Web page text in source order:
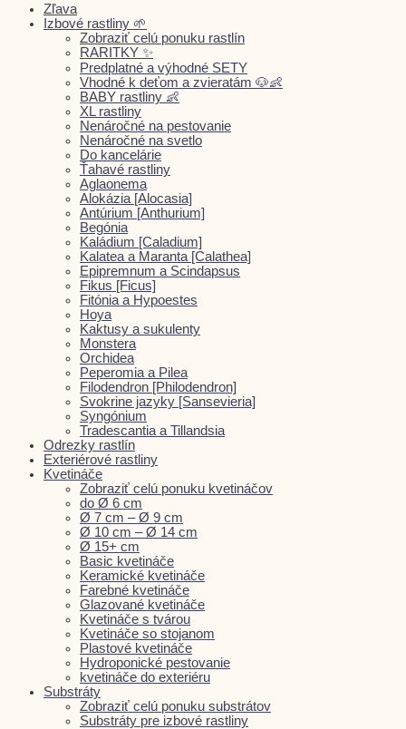
Zľava
Izbové rastliny 🌱
Zobraziť celú ponuku rastlín
RARITKY ✨
Predplatné a výhodné SETY
Vhodné k deťom a zvieratám 🐶👶
BABY rastliny 👶
XL rastliny
Nenáročné na pestovanie
Nenáročné na svetlo
Do kancelárie
Ťahavé rastliny
Aglaonema
Alokázia [Alocasia]
Antúrium [Anthurium]
Begónia
Kaládium [Caladium]
Kalatea a Maranta [Calathea]
Epipremnum a Scindapsus
Fikus [Ficus]
Fitónia a Hypoestes
Hoya
Kaktusy a sukulenty
Monstera
Orchidea
Peperomia a Pilea
Filodendron [Philodendron]
Svokrine jazyky [Sansevieria]
Syngónium
Tradescantia a Tillandsia
Odrezky rastlín
Exteriérové rastliny
Kvetináče
Zobraziť celú ponuku kvetináčov
do Ø 6 cm
Ø 7 cm – Ø 9 cm
Ø 10 cm – Ø 14 cm
Ø 15+ cm
Basic kvetináče
Keramické kvetináče
Farebné kvetináče
Glazované kvetináče
Kvetináče s tvárou
Kvetináče so stojanom
Plastové kvetináče
Hydroponické pestovanie
kvetináče do exteriéru
Substráty
Zobraziť celú ponuku substrátov
Substráty pre izbové rastliny